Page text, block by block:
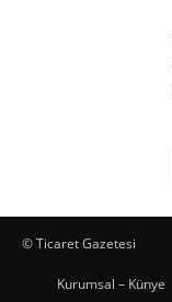
© Ticaret Gazetesi
Kurumsal – Künye